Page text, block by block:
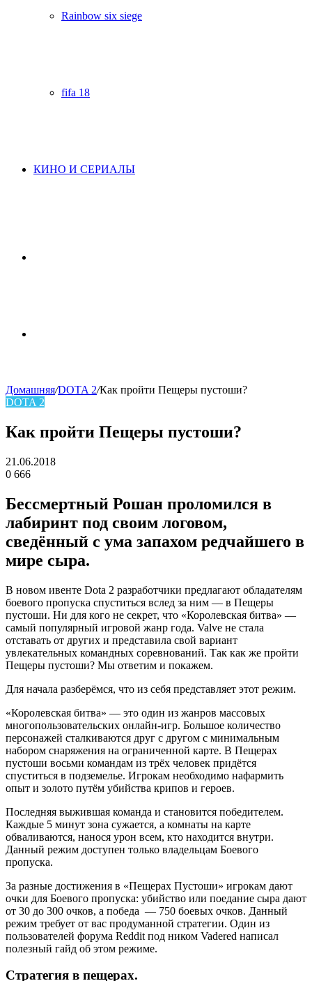
Rainbow six siege
fifa 18
КИНО И СЕРИАЛЫ
skin
Домашняя/DOTA 2/Как пройти Пещеры пустоши?
DOTA 2
Как пройти Пещеры пустоши?
21.06.2018
0 666
Бессмертный Рошан проломился в
лабиринт под своим логовом,
сведённый с ума запахом редчайшего в
мире сыра.
В новом ивенте Dota 2 разработчики предлагают обладателям
боевого пропуска спуститься вслед за ним — в Пещеры
пустоши. Ни для кого не секрет, что «Королевская битва» —
самый популярный игровой жанр года. Valve не стала
отставать от других и представила свой вариант
увлекательных командных соревнований. Так как же пройти
Пещеры пустоши? Мы ответим и покажем.
Для начала разберёмся, что из себя представляет этот режим.
«Королевская битва» — это один из жанров массовых
многопользовательских онлайн-игр. Большое количество
персонажей сталкиваются друг с другом с минимальным
набором снаряжения на ограниченной карте. В Пещерах
пустоши восьми командам из трёх человек придётся
спуститься в подземелье. Игрокам необходимо нафармить
опыт и золото путём убийства крипов и героев.
Последняя выжившая команда и становится победителем.
Каждые 5 минут зона сужается, а комнаты на карте
обваливаются, нанося урон всем, кто находится внутри.
Данный режим доступен только владельцам Боевого
пропуска.
За разные достижения в «Пещерах Пустоши» игрокам дают
очки для Боевого пропуска: убийство или поедание сыра дают
от 30 до 300 очков, а победа — 750 боевых очков. Данный
режим требует от вас продуманной стратегии. Один из
пользователей форума Reddit под ником Vadered написал
полезный гайд об этом режиме.
Стратегия в пещерах.